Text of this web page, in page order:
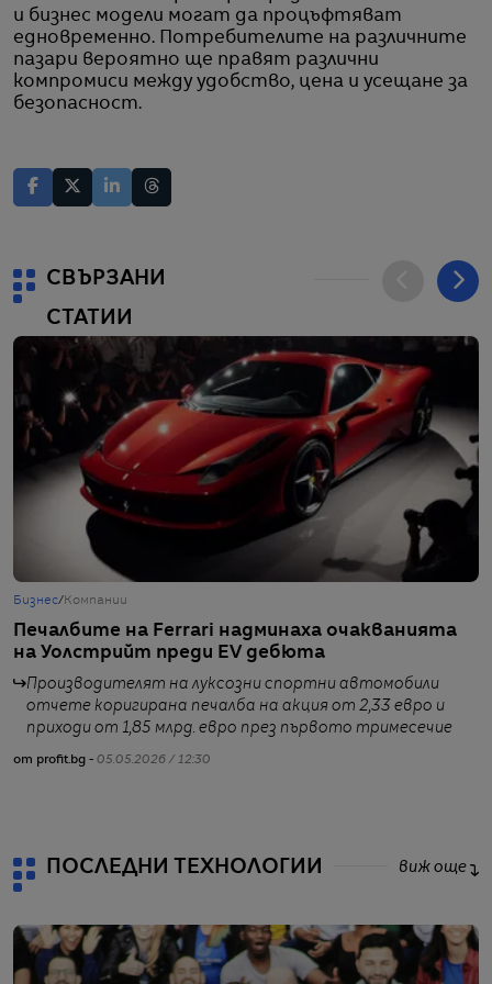
и бизнес модели могат да процъфтяват
едновременно. Потребителите на различните
пазари вероятно ще правят различни
компромиси между удобство, цена и усещане за
безопасност.
СВЪРЗАНИ
СТАТИИ
Бизнес/ Компании
Печалбите на Ferrari надминаха очакванията
на Уолстрийт преди EV дебюта
Производителят на луксозни спортни автомобили
отчете коригирана печалба на акция от 2,33 евро и
приходи от 1,85 млрд. евро през първото тримесечие
от profit.bg - 05.05.2026 / 12:30
ПОСЛЕДНИ ТЕХНОЛОГИИ виж още